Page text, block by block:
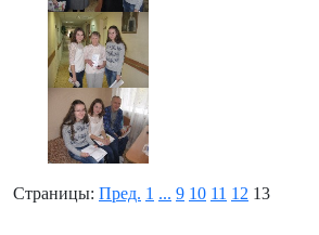
Страницы: Пред. 1 ... 9 10 11 12 13